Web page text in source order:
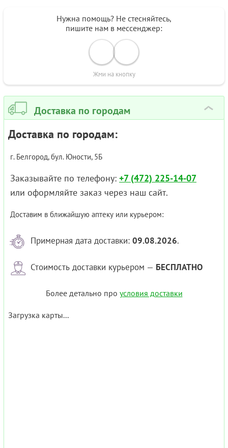
Нужна помощь? Не стесняйтесь,
пишите нам в мессенджер:
Жми на кнопку
Доставка по городам ›
Доставка по городам:
г. Белгород, бул. Юности, 5Б
Заказывайте по телефону: +7 (472) 225-14-07
или оформляйте заказ через наш сайт.
Доставим в ближайшую аптеку или курьером:
Примерная дата доставки: 09.08.2026.
Стоимость доставки курьером — БЕСПЛАТНО
Более детально про условия доставки
Загрузка карты...